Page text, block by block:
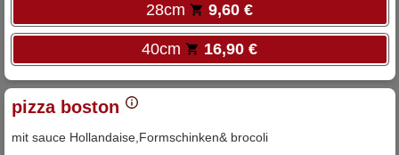
28cm 9,60 €
40cm 16,90 €
pizza boston
mit sauce Hollandaise,Formschinken& brocoli